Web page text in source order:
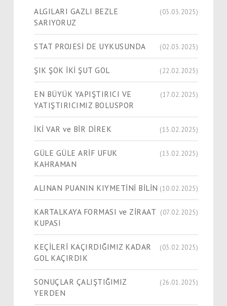
ALGILARI GAZLI BEZLE
SARIYORUZ
(03.03.2025)
STAT PROJESİ DE UYKUSUNDA (02.03.2025)
ŞIK ŞOK İKİ ŞUT GOL (22.02.2025)
EN BÜYÜK YAPIŞTIRICI VE
YATIŞTIRICIMIZ BOLUSPOR
(17.02.2025)
İKİ VAR ve BİR DİREK (13.02.2025)
GÜLE GÜLE ARİF UFUK
KAHRAMAN
(13.02.2025)
ALINAN PUANIN KIYMETİNİ BİLİN (10.02.2025)
KARTALKAYA FORMASI ve ZİRAAT
KUPASI
(07.02.2025)
KEÇİLERİ KAÇIRDIĞIMIZ KADAR
GOL KAÇIRDIK
(03.02.2025)
SONUÇLAR ÇALIŞTIĞIMIZ
YERDEN
(26.01.2025)